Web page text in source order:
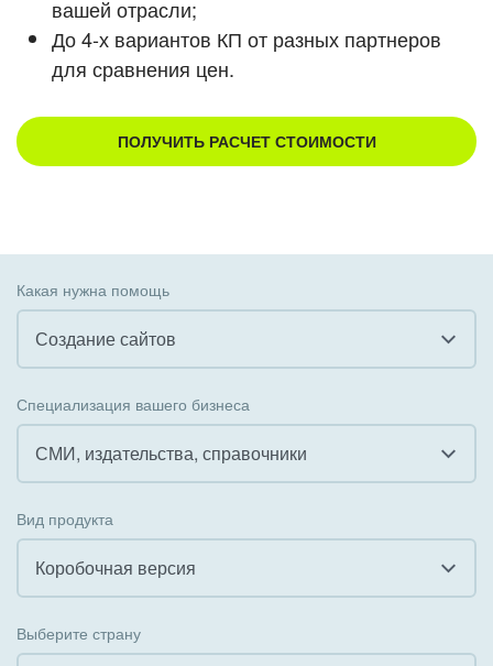
вашей отрасли;
До 4-х вариантов КП от разных партнеров
для сравнения цен.
ПОЛУЧИТЬ РАСЧЕТ СТОИМОСТИ
Какая нужна помощь
Создание сайтов
Внедрение КЭДО
Интеграция с 1С
Организация задач и проектов
Внедрение Бизнес-процессов
Специализация вашего бизнеса
СМИ, издательства, справочники
Государственные организации
Коммунальные услуги, ЖКХ
Вид продукта
Коробочная версия
Выберите страну